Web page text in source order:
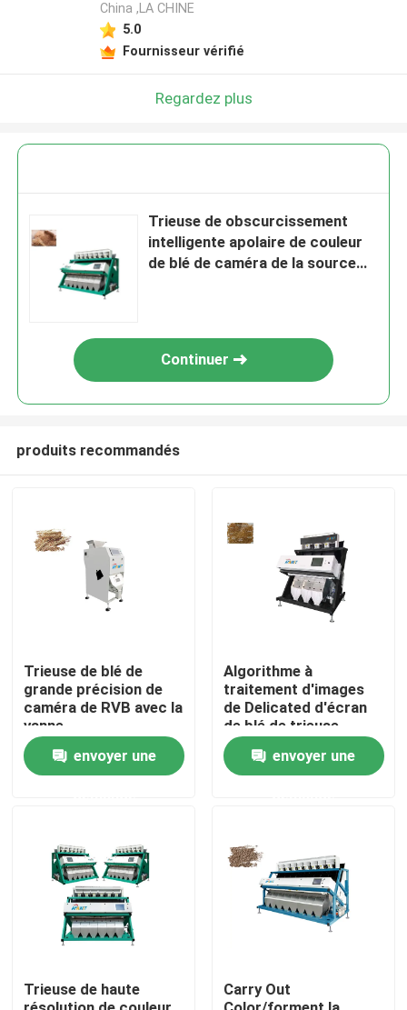
Produits
Au sujet de nous
Contrôle de qualité
Contactez-nous
Nouvelles
China ,LA CHINE
5.0
Fournisseur vérifié
Regardez plus
Trieuse de obscurcissement
intelligente apolaire de couleur
de blé de caméra de la source
Continuer
produits recommandés
Trieuse de blé de
grande précision de
caméra de RVB avec la
vanne
électromagnétique
envoyer une
Algorithme à
traitement d'images
de Delicated d'écran
de blé de trieuse
intelligente de couleur
envoyer une
Trieuse de haute
Carry Out